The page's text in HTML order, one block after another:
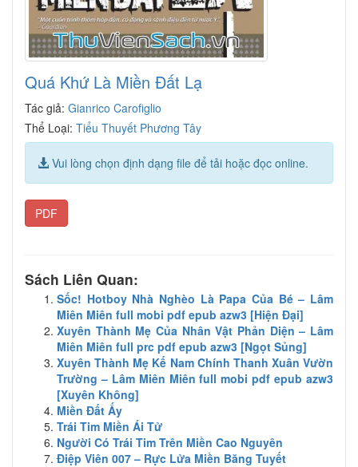
Quá Khứ Là Miền Đất Lạ
Tác giả: Gianrico Carofiglio
Thể Loại: Tiểu Thuyết Phương Tây
Vui lòng chọn định dạng file để tải hoặc đọc online.
PDF
Sách Liên Quan:
Sốc! Hotboy Nhà Nghèo Là Papa Của Bé – Lâm
Miên Miên full mobi pdf epub azw3 [Hiện Đại]
Xuyên Thành Mẹ Của Nhân Vật Phản Diện – Lâm
Miên Miên full prc pdf epub azw3 [Ngọt Sủng]
Xuyên Thành Mẹ Kế Nam Chính Thanh Xuân Vườn
Trường – Lâm Miên Miên full mobi pdf epub azw3
[Xuyên Không]
Miền Đất Ấy
Trái Tim Miền Ái Tử
Người Có Trái Tim Trên Miền Cao Nguyên
Điệp Viên 007 – Rực Lửa Miền Băng Tuyết